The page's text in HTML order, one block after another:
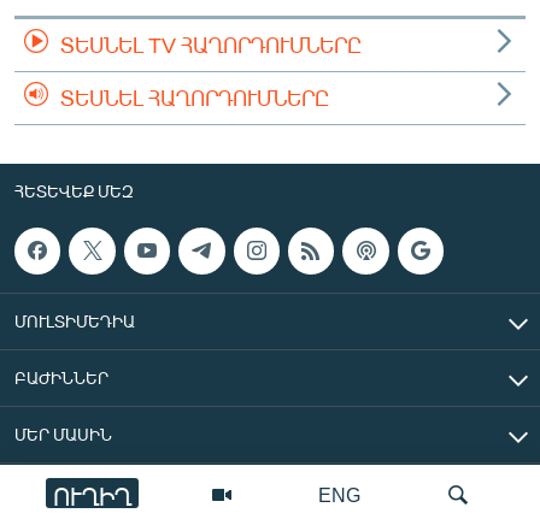
ENG
ՈՒՂԻՂ
ՏԵՍՆԵԼ TV ՀԱՂՈՐԴՈՒՄՆԵՐԸ
ՏԵՍՆԵԼ ՀԱՂՈՐԴՈՒՄՆԵՐԸ
ՀԵՏԵՎԵՔ ՄԵԶ
ՄՈՒԼՏԻՄԵԴԻԱ
ԲԱԺԻՆՆԵՐ
ՄԵՐ ՄԱՍԻՆ
«Ազատ Եվրոպա/Ազատություն» ռադիոկայան © 2026